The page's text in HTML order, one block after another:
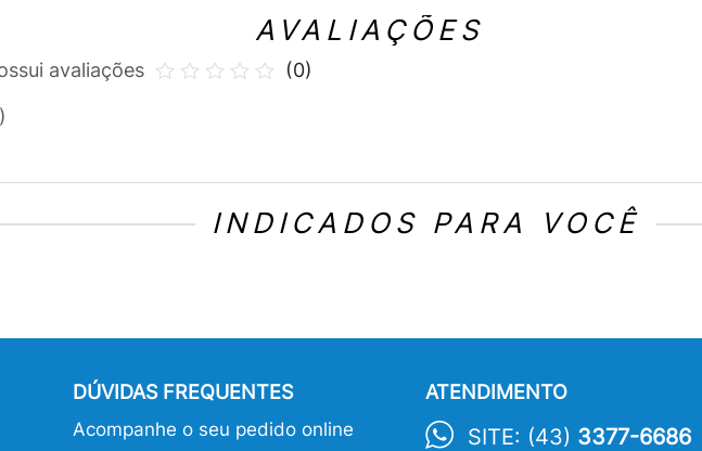
AVALIAÇÕES
avaliações (0)
INDICADOS PARA VOCÊ
DÚVIDAS FREQUENTES
Acompanhe o seu pedido online
ATENDIMENTO
SITE: (43) 3377-6686